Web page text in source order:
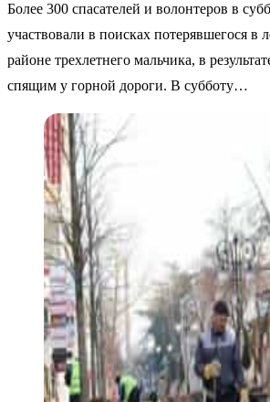
Более 300 спасателей и волонтеров в
участвовали в поисках потерявшегося в
районе трехлетнего мальчика, в
спящим у горной дороги. В субботу…